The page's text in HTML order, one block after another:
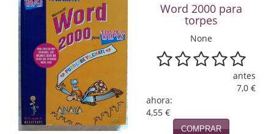
Mafia y espionaje
Matemáticas
Medicina
Música
Naturaleza
Word 2000 para
torpes
None
antes
7,0 €
ahora:
4,55 €
COMPRAR